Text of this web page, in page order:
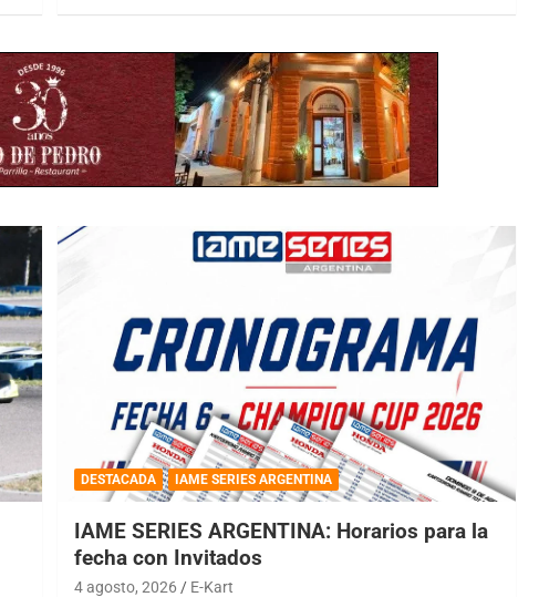
DESTACADA IAME SERIES ARGENTINA
IAME SERIES ARGENTINA: Horarios para la
fecha con Invitados
4 agosto, 2026 E-Kart